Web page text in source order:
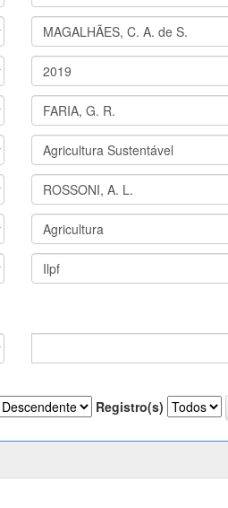
Registro(s)